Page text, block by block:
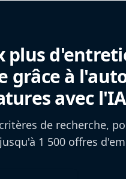
plus
grâce à
avec l'IA
de recherche,
1 500 offres